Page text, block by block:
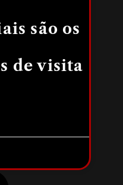
são os
de visita